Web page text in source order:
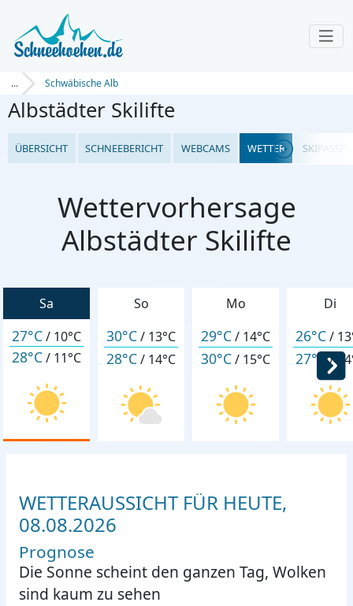
... Schwäbische Alb
Albstädter Skilifte
ÜBERSICHT SCHNEEBERICHT WEBCAMS WETTER
Wettervorhersage
Albstädter Skilifte
Sa
27°C/ 10°C
28°C/ 11°C
So
30°C/ 13°C
28°C/ 14°C
Mo
29°C/ 14°C
30°C/ 15°C
Di
26°C/
27°C /
WETTERAUSSICHT FÜR HEUTE,
08.08.2026
Prognose
Die Sonne scheint den ganzen Tag, Wolken
sind kaum zu sehen